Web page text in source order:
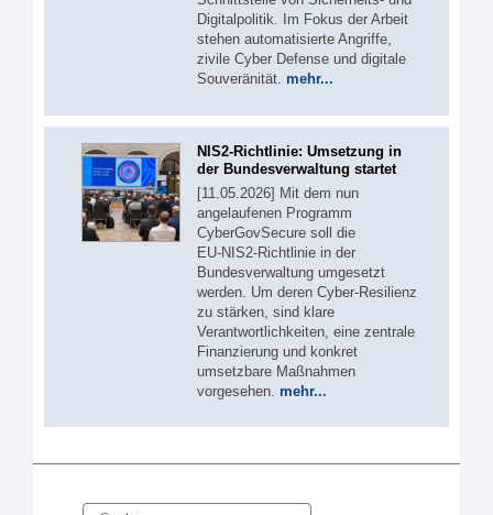
Digitalpolitik. Im Fokus der Arbeit
stehen automatisierte Angriffe,
zivile Cyber Defense und digitale
Souveränität. mehr...
NIS2-Richtlinie: Umsetzung in
der Bundesverwaltung startet
[11.05.2026] Mit dem nun
angelaufenen Programm
CyberGovSecure soll die
EU‑NIS2‑Richtlinie in der
Bundesverwaltung umgesetzt
werden. Um deren Cyber-Resilienz
zu stärken, sind klare
Verantwortlichkeiten, eine zentrale
Finanzierung und konkret
umsetzbare Maßnahmen
vorgesehen. mehr...
Suche